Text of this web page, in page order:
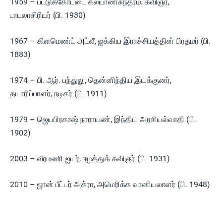
பாடலாசிரியர் (பி. 1930)
1967 – கிளமெண்ட் அட்லீ, ஐக்கிய இராச்சியத்தின் பிரதமர் (பி.
1883)
1974 – பி. ஆர். பந்துலு, தென்னிந்திய இயக்குனர்,
தயாரிப்பாளர், நடிகர் (பி. 1911)
1979 – ஜெயபிரகாஷ் நாராயண், இந்திய அரசியல்வாதி (பி.
1902)
2003 – வீரமணி ஐயர், ஈழத்துக் கவிஞர் (பி. 1931)
2010 – ஜான் பீட்டர் அக்ரா, அமெரிக்க வானியலாளர் (பி. 1948)